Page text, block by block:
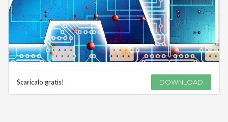
Scaricalo gratis! DOWNLOAD